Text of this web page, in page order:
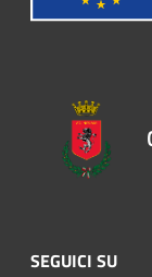
SEGUICI SU